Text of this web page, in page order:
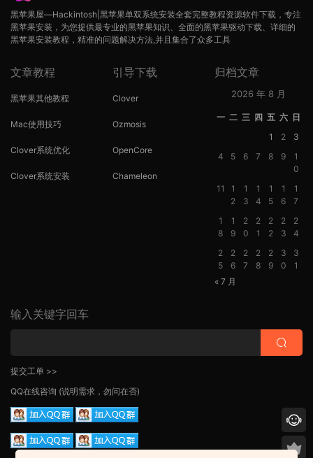
黑苹果屋—Hackintosh|黑苹果单双系统安装全套完整教程资源软件下载，专注
黑苹果安装，为您提供最专业的黑苹果知识、全面的黑苹果驱动下载、详细的
黑苹果安装教程，精准的问题解决方法,并且集合了众多工具
文章教程
黑苹果其他教程
Mac使用技巧
Clover系统优化
Clover系统安装
引导下载
Clover
Ozmosis
OpenCore
Chameleon
归档文章
2026 年 8 月
一 二 三 四 五 六 日
1
2
3
4
5 6 7 8 9
1
0
11
1
2
1
3
1
4
1
5
1
6
1
7
1
8
1
9
2
0
2
1
2
2
2
3
2
4
2
5
2
6
2
7
2
8
2
9
3
0
3
1
« 7 月
输入关键字回车
提交工单 >>
QQ在线咨询 (说明需求，勿问在否)